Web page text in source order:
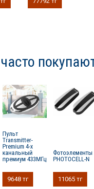
Пульт
Transmitter-
Premium 4-х
канальный
премиум 433МГц
9648 тг
Фотоэлементы
PHOTOCELL-N
11065 тг